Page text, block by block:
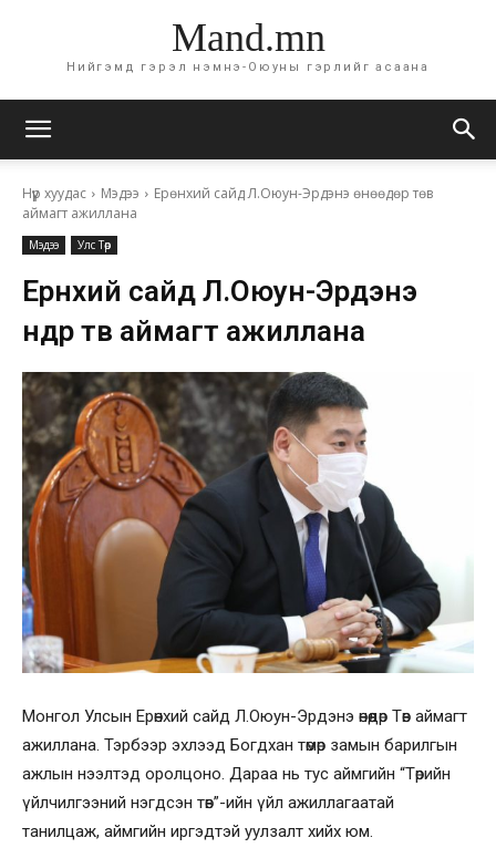
Mand.mn
Нийгэмд гэрэл нэмнэ-Оюуны гэрлийг асаана
Нүүр хуудас Мэдээ
Ерөнхий сайд Л.Оюун-Эрдэнэ өнөөдөр төв
аймагт ажиллана
Мэдээ Улс Төр
Ерөнхий сайд Л.Оюун-Эрдэнэ
өнөөдөр төв аймагт ажиллана
Монгол Улсын Ерөнхий сайд Л.Оюун-Эрдэнэ өнөөдөр Төв аймагт
ажиллана. Тэрбээр эхлээд Богдхан төмөр замын барилгын
ажлын нээлтэд оролцоно. Дараа нь тус аймгийн “Төрийн
үйлчилгээний нэгдсэн төв”-ийн үйл ажиллагаатай
танилцаж, аймгийн иргэдтэй уулзалт хийх юм.